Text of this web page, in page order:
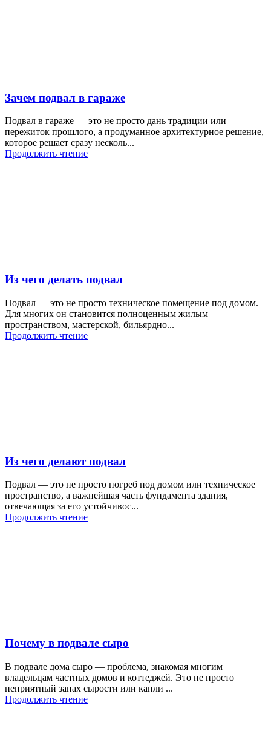
Зачем подвал в гараже
Подвал в гараже — это не просто дань традиции или
пережиток прошлого, а продуманное архитектурное решение,
которое решает сразу несколь...
Продолжить чтение
Из чего делать подвал
Подвал — это не просто техническое помещение под домом.
Для многих он становится полноценным жилым
пространством, мастерской, бильярдно...
Продолжить чтение
Из чего делают подвал
Подвал — это не просто погреб под домом или техническое
пространство, а важнейшая часть фундамента здания,
отвечающая за его устойчивос...
Продолжить чтение
Почему в подвале сыро
В подвале дома сыро — проблема, знакомая многим
владельцам частных домов и коттеджей. Это не просто
неприятный запах сырости или капли ...
Продолжить чтение